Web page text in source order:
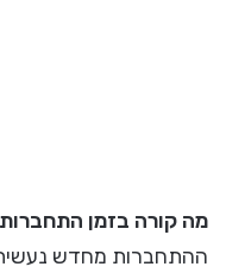
מה קורה בזמן
ההתחברות מחדש נעשית